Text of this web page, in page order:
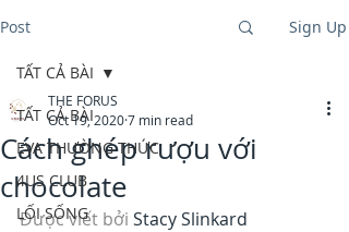
Post Sign Up
TẤT CẢ BÀI
EVA THƯỜNG THỨC
4US CLUB
LỐI SỐNG
TẤT CẢ BÀI
Cách ghép rượu với
chocolate
THE FORUS
Oct 19, 20207 min read
Được viết bởi Stacy Slinkard